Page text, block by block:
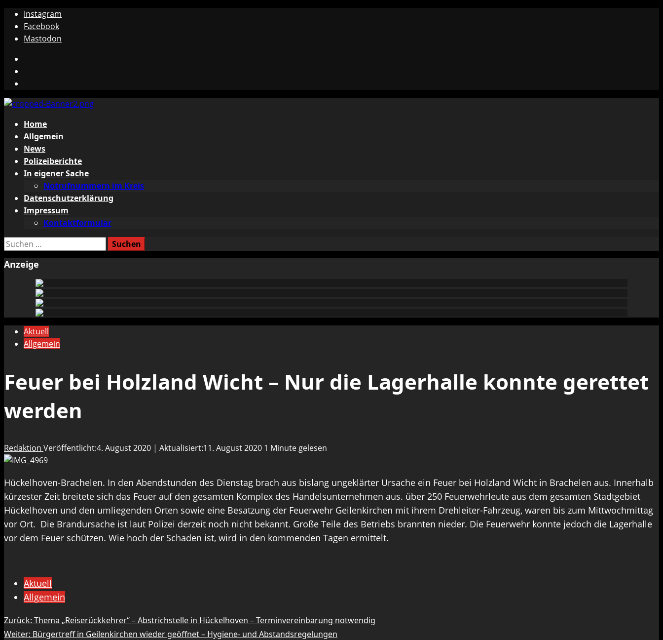
Zum
Inhalt
springen
Instagram
Facebook
Mastodon
Primäres
Menü
Home
Allgemein
News
Polizeiberichte
In eigener Sache
Notrufnummern im Kreis
Datenschutzerklärung
Impressum
Kontaktformular
Suchen
Anzeige
Aktuell
Allgemein
Feuer bei Holzland Wicht – Nur die Lagerhalle konnte gerettet
werden
Redaktion Veröffentlicht:4. August 2020 | Aktualisiert:11. August 2020 1 Minute gelesen
Hückelhoven-Brachelen. In den Abendstunden des Dienstag brach aus bislang ungeklärter Ursache ein Feuer bei Holzland Wicht in Brachelen aus. Innerhalb
kürzester Zeit breitete sich das Feuer auf den gesamten Komplex des Handelsunternehmen aus. über 250 Feuerwehrleute aus dem gesamten Stadtgebiet
Hückelhoven und den umliegenden Orten sowie eine Besatzung der Feuerwehr Geilenkirchen mit ihrem Drehleiter-Fahrzeug, waren bis zum Mittwochmittag
vor Ort. Die Brandursache ist laut Polizei derzeit noch nicht bekannt. Große Teile des Betriebs brannten nieder. Die Feuerwehr konnte jedoch die Lagerhalle
vor dem Feuer schützen. Wie hoch der Schaden ist, wird in den kommenden Tagen ermittelt.
Aktuell
Allgemein
Beitragsnavigation
Zurück: Thema „Reiserückkehrer“ – Abstrichstelle in Hückelhoven – Terminvereinbarung notwendig
Weiter: Bürgertreff in Geilenkirchen wieder geöffnet – Hygiene- und Abstandsregelungen